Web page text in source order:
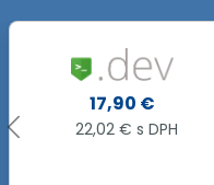
11,99 €
14,75 € s DPH